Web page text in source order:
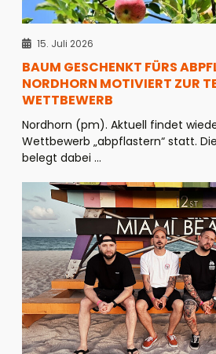
15. Juli 2026
BAUM GESCHENKT FÜRS
NORDHORN MOTIVIERT ZUR
WETTBEWERB
Nordhorn (pm). Aktuell findet
Wettbewerb „abpflastern“ statt.
belegt dabei ...